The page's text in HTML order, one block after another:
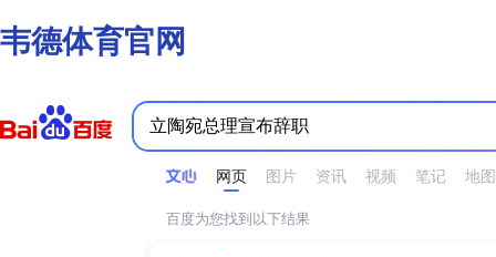
韦德体育官网
网页 图片 资讯 视频 笔记 地图
时间不限 所有网页和文件 站点内检索
百度为您找到以下结果